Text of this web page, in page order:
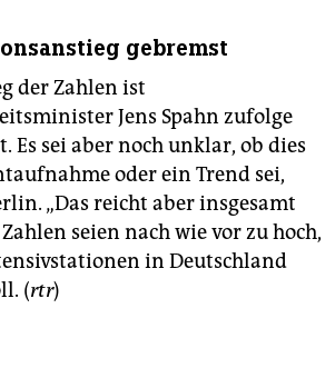
gebremst
der Zahlen ist
Jens Spahn zufolge
Es sei aber noch unklar, ob dies
oder ein Trend sei,
„Das reicht aber insgesamt
seien nach wie vor zu hoch,
in Deutschland
(rtr)